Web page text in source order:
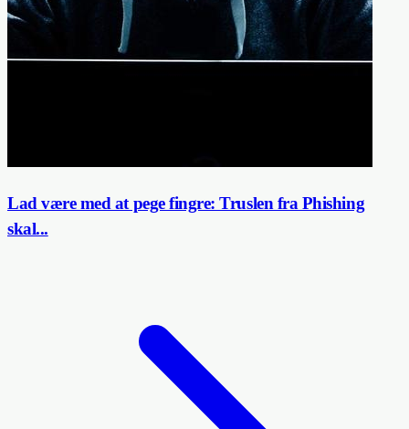
Lad være med at pege fingre: Truslen fra Phishing
skal...